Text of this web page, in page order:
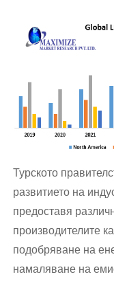
Турското
развитието на
предоставя
производителите
подобряване на
намаляване на